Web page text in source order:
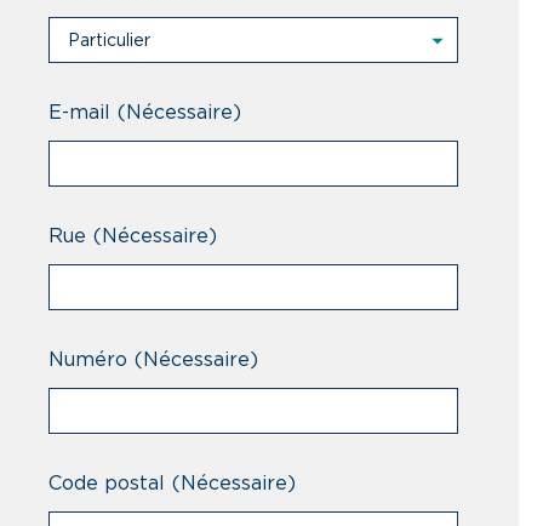
Particulier
Professionnel
E-mail (Nécessaire)
Rue (Nécessaire)
Numéro (Nécessaire)
Code postal (Nécessaire)